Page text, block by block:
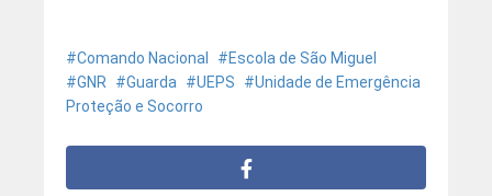
Comando Nacional
Escola de São Miguel
GNR
Guarda UEPS
Unidade de Emergência
Proteção e Socorro